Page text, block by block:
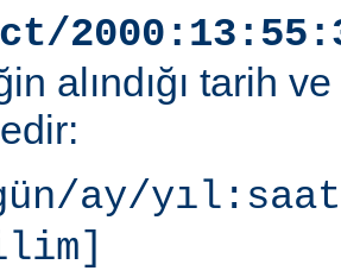
alındığı tarih
ay/